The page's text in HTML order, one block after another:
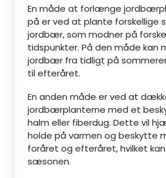
En måde at forlænge
på er ved at plante forskellige
jordbær, som modner på
tidspunkter. På den måde kan
jordbær fra tidligt på
til efteråret.
En anden måde er ved at
jordbærplanterne med et
halm eller fiberdug. Dette vil
holde på varmen og beskytte
foråret og efteråret, hvilket
sæsonen.